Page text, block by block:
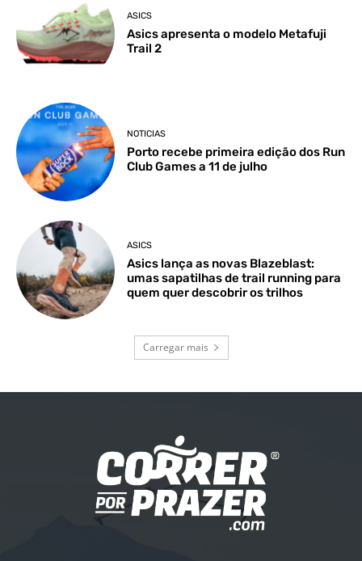
ASICS
Asics apresenta o modelo Metafuji
Trail 2
NOTICIAS
Porto recebe primeira edição dos Run
Club Games a 11 de julho
ASICS
Asics lança as novas Blazeblast:
umas sapatilhas de trail running para
quem quer descobrir os trilhos
Carregar mais